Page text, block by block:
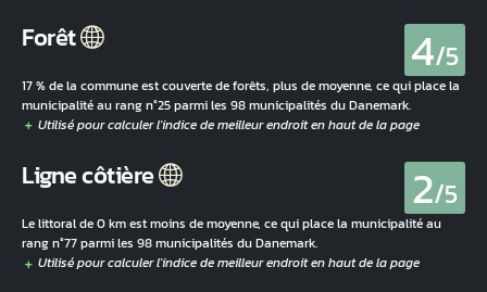
Forêt 4/5
17 % de la commune est couverte de forêts, plus de moyenne, ce qui place la
municipalité au rang n°25 parmi les 98 municipalités du Danemark.
Ligne côtière 2/5
Le littoral de 0 km est moins de moyenne, ce qui place la municipalité au
rang n°77 parmi les 98 municipalités du Danemark.